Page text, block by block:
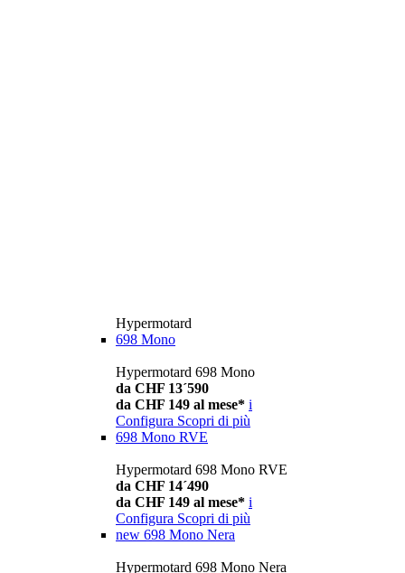
Hypermotard
698 Mono
Hypermotard 698 Mono
da CHF 13´590
da CHF 149 al mese* i
Configura Scopri di più
698 Mono RVE
Hypermotard 698 Mono RVE
da CHF 14´490
da CHF 149 al mese* i
Configura Scopri di più
new 698 Mono Nera
Hypermotard 698 Mono Nera